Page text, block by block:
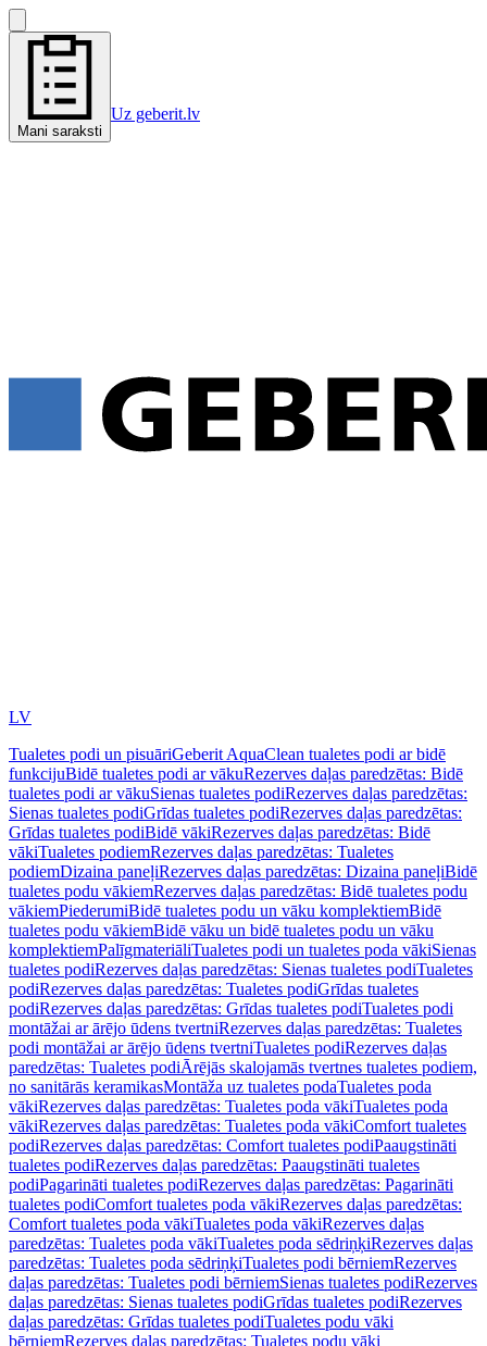
Mani saraksti
Uz geberit.lv
LV
Tualetes podi un pisuāriGeberit AquaClean tualetes podi ar bidē
funkcijuBidē tualetes podi ar vākuRezerves daļas paredzētas: Bidē
tualetes podi ar vākuSienas tualetes podiRezerves daļas paredzētas:
Sienas tualetes podiGrīdas tualetes podiRezerves daļas paredzētas:
Grīdas tualetes podiBidē vākiRezerves daļas paredzētas: Bidē
vākiTualetes podiemRezerves daļas paredzētas: Tualetes
podiemDizaina paneļiRezerves daļas paredzētas: Dizaina paneļiBidē
tualetes podu vākiemRezerves daļas paredzētas: Bidē tualetes podu
vākiemPiederumiBidē tualetes podu un vāku komplektiemBidē
tualetes podu vākiemBidē vāku un bidē tualetes podu un vāku
komplektiemPalīgmateriāliTualetes podi un tualetes poda vākiSienas
tualetes podiRezerves daļas paredzētas: Sienas tualetes podiTualetes
podiRezerves daļas paredzētas: Tualetes podiGrīdas tualetes
podiRezerves daļas paredzētas: Grīdas tualetes podiTualetes podi
montāžai ar ārējo ūdens tvertniRezerves daļas paredzētas: Tualetes
podi montāžai ar ārējo ūdens tvertniTualetes podiRezerves daļas
paredzētas: Tualetes podiĀrējās skalojamās tvertnes tualetes podiem,
no sanitārās keramikasMontāža uz tualetes podaTualetes poda
vākiRezerves daļas paredzētas: Tualetes poda vākiTualetes poda
vākiRezerves daļas paredzētas: Tualetes poda vākiComfort tualetes
podiRezerves daļas paredzētas: Comfort tualetes podiPaaugstināti
tualetes podiRezerves daļas paredzētas: Paaugstināti tualetes
podiPagarināti tualetes podiRezerves daļas paredzētas: Pagarināti
tualetes podiComfort tualetes poda vākiRezerves daļas paredzētas:
Comfort tualetes poda vākiTualetes poda vākiRezerves daļas
paredzētas: Tualetes poda vākiTualetes poda sēdriņķiRezerves daļas
paredzētas: Tualetes poda sēdriņķiTualetes podi bērniemRezerves
daļas paredzētas: Tualetes podi bērniemSienas tualetes podiRezerves
daļas paredzētas: Sienas tualetes podiGrīdas tualetes podiRezerves
daļas paredzētas: Grīdas tualetes podiTualetes podu vāki
bērniemRezerves daļas paredzētas: Tualetes podu vāki